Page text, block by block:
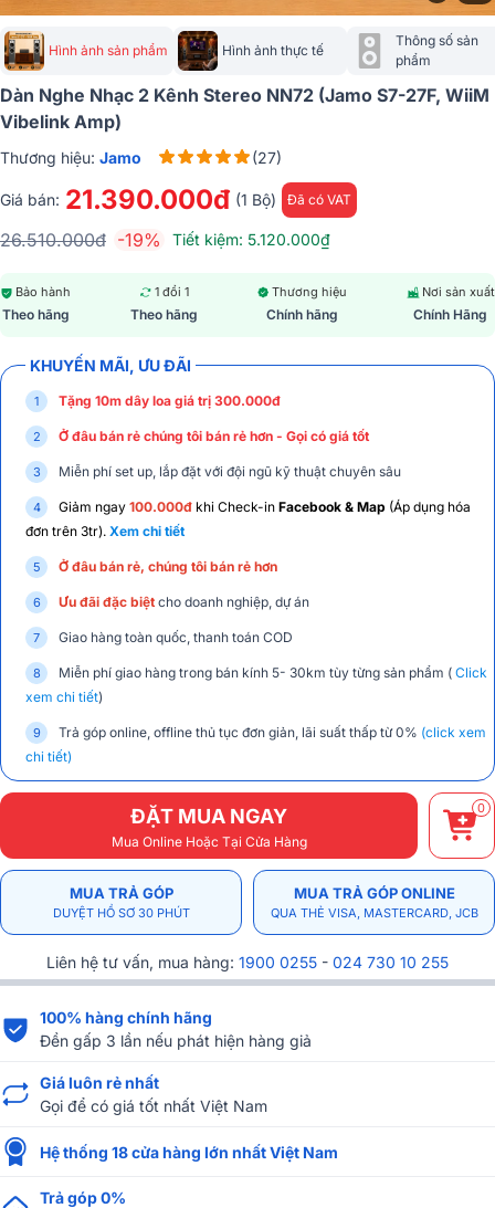
Hình ảnh sản phẩm Hình ảnh thực tế
Thông số sản
phẩm
Dàn Nghe Nhạc 2 Kênh Stereo NN72 (Jamo S7-27F, WiiM
Vibelink Amp)
Thương hiệu: Jamo (27)
Giá bán: 21.390.000đ (1 Bộ) Đã có VAT
26.510.000đ -19% Tiết kiệm: 5.120.000₫
Bảo hành
Theo hãng
1 đổi 1
Theo hãng
Thương hiệu
Chính hãng
Nơi sản xuất
Chính Hãng
KHUYẾN MÃI, ƯU ĐÃI
Tặng 10m dây loa giá trị 300.000đ
Ở đâu bán rẻ chúng tôi bán rẻ hơn - Gọi có giá tốt
Miễn phí set up, lắp đặt với đội ngũ kỹ thuật chuyên sâu
Giảm ngay 100.000đ khi Check-in Facebook & Map (Áp dụng hóa
đơn trên 3tr). Xem chi tiết
Ở đâu bán rẻ, chúng tôi bán rẻ hơn
Ưu đãi đặc biệt cho doanh nghiệp, dự án
Giao hàng toàn quốc, thanh toán COD
Miễn phí giao hàng trong bán kính 5- 30km tùy từng sản phẩm ( Click
xem chi tiết)
Trả góp online, offline thủ tục đơn giản, lãi suất thấp từ 0% (click xem
chi tiết)
ĐẶT MUA NGAY
Mua Online Hoặc Tại Cửa Hàng
0
MUA TRẢ GÓP
DUYỆT HỒ SƠ 30 PHÚT
MUA TRẢ GÓP ONLINE
QUA THẺ VISA, MASTERCARD, JCB
Liên hệ tư vấn, mua hàng: 1900 0255 - 024 730 10 255
100% hàng chính hãng
Đền gấp 3 lần nếu phát hiện hàng giả
Giá luôn rẻ nhất
Gọi để có giá tốt nhất Việt Nam
Hệ thống 18 cửa hàng lớn nhất Việt Nam
Trả góp 0%